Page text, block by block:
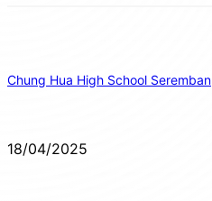
Chung Hua High School Seremban
18/04/2025